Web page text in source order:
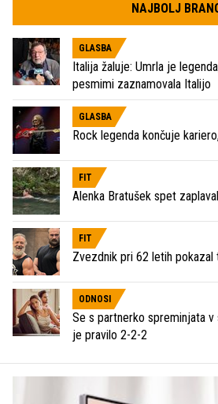
NAJBOLJ
GLASBA
Italija žaluje: Umrla je
pesmimi zaznamovala Italijo
GLASBA
Rock legenda končuje
FIT
Alenka Bratušek spet
FIT
Zvezdnik pri 62 letih
ODNOSI
Se s partnerko spreminjata
je pravilo 2-2-2